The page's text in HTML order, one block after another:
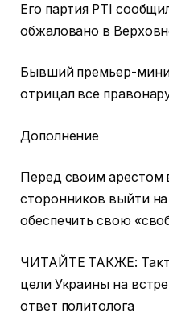
Его партия PTI
обжаловано в
Бывший премьер-
отрицал все
Дополнение
Перед своим арестом
сторонников выйти
обеспечить свою
ЧИТАЙТЕ ТАКЖЕ:
цели Украины на
ответ политолога